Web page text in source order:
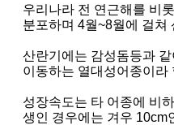
우리나라 전 연근해를 비
분포하며 4월~8월에 걸쳐
산란기에는 감성돔등과
이동하는 열대성어종이라
성장속도는 타 어종에 비
생인 경우에는 겨우 10cm